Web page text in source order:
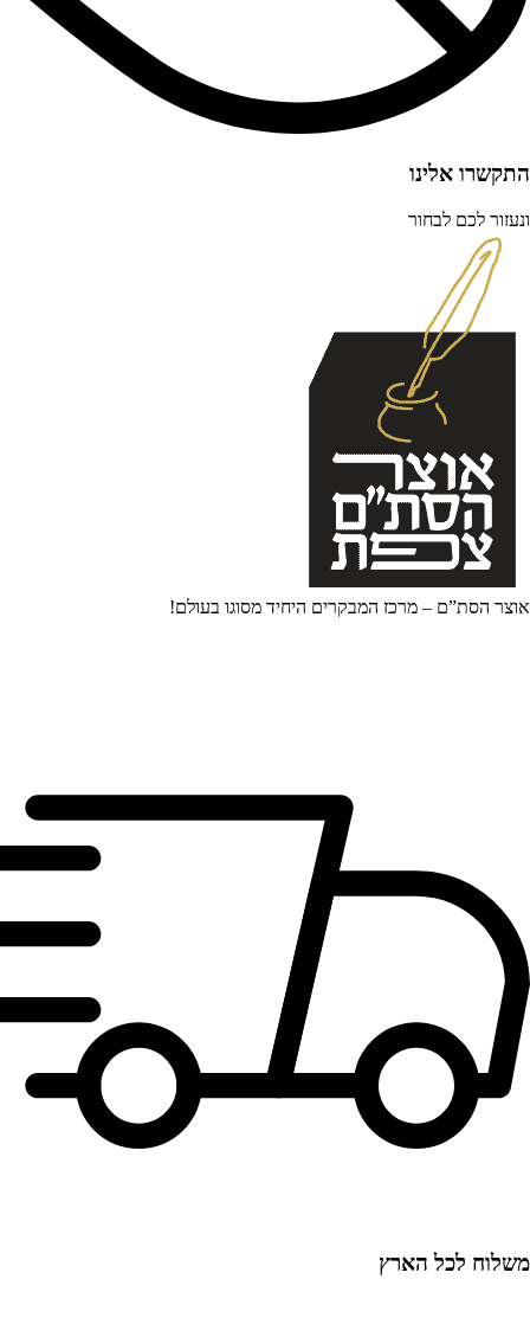
התקשרו אלינו
ונעזור לכם לבחור
אוצר הסת”ם – מרכז המבקרים היחיד מסוגו בעולם!
משלוח לכל הארץ